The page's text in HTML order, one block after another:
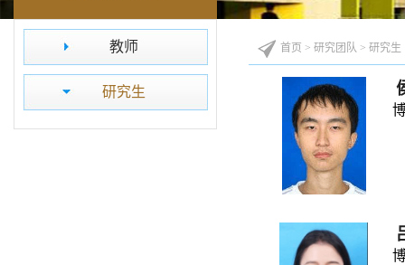
教师
研究生
首页 > 研究团队 > 研究生
博
博